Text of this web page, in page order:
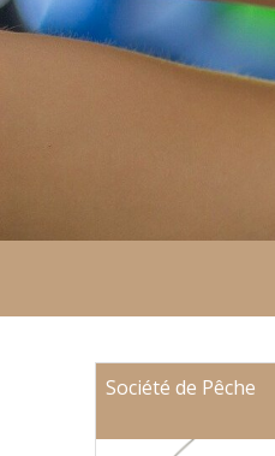
Société de Pêche